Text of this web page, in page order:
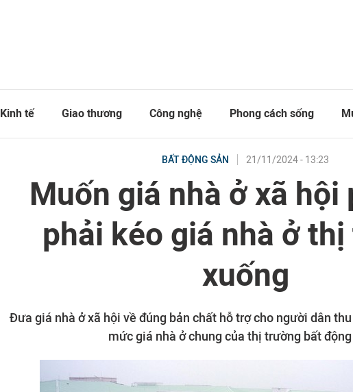
Kinh tế Giao thương Công nghệ Phong cách sống
BẤT ĐỘNG SẢN 21/11/2024 - 13:23
Muốn giá nhà ở xã hội
phải kéo giá nhà ở
xuống
Đưa giá nhà ở xã hội về đúng bản chất hỗ trợ cho người dân
mức giá nhà ở chung của thị trường bất